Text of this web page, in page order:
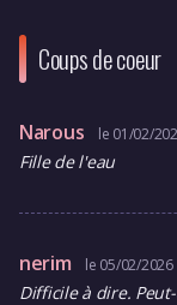
Coups de coeur
Narous le 01/02/
Fille de l'eau
nerim le 05/02/2026
Difficile à dire.